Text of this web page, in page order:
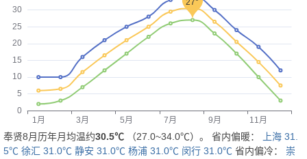
奉贤8月历年月均温约30.5℃ （27.0~34.0℃）。 省内偏暖：
上海 31.
5℃ 徐汇 31.0℃ 静安 31.0℃ 杨浦 31.0℃ 闵行 31.0℃ 省内偏冷： 崇